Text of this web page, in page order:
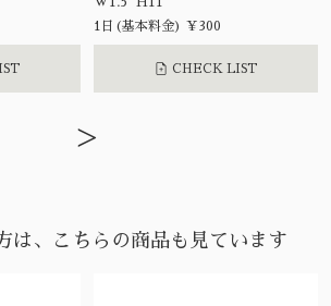
1日(基本料金) ¥300
CHECK LIST
>
は、こちらの商品も見ています